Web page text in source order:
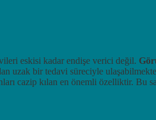
eskisi kadar endişe verici değil.
uzak bir tedavi süreciyle
cazip kılan en önemli özelliktir. Bu